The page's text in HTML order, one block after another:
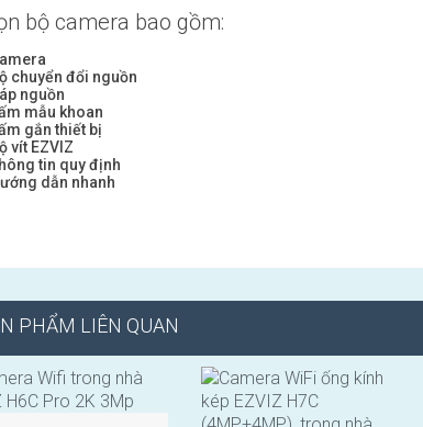
bộ camera bao gồm:
chuyển đổi nguồn
nguồn
mẫu khoan
gắn thiết bị
vít EZVIZ
tin quy định
dẫn nhanh
PHẨM LIÊN QUAN